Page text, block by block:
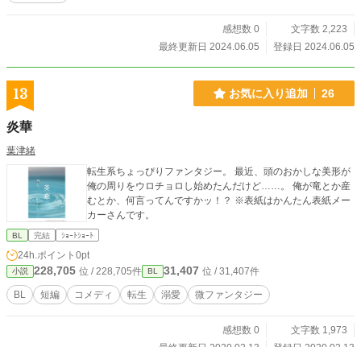
感想数 0
文字数 2,223
最終更新日 2024.06.05
登録日 2024.06.05
13 お気に入り追加 26
炎華
葉津緒
転生系ちょっぴりファンタジー。 最近、頭のおかしな美形が
俺の周りをウロチョロし始めたんだけど……。 俺が竜とか産
むとか、何言ってんですかッ！？ ※表紙はかんたん表紙メー
カーさんです。
BL 完結 ｼｮｰﾄｼｮｰﾄ
24h.ポイント 0pt
小説 228,705 位 / 228,705件 BL 31,407 位 / 31,407件
BL 短編 コメディ 転生 溺愛 微ファンタジー
感想数 0
文字数 1,973